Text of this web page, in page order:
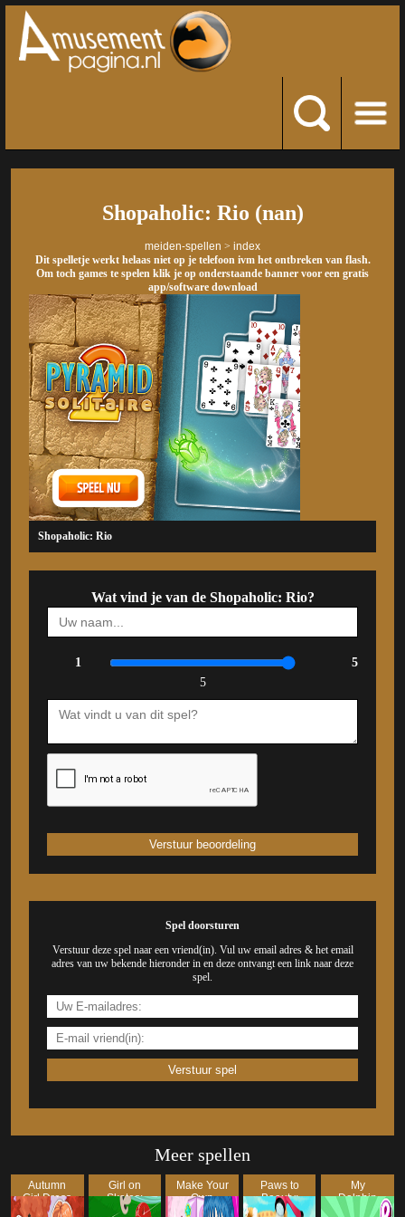
Shopaholic: Rio (nan)
meiden-spellen > index
Dit spelletje werkt helaas niet op je telefoon ivm het ontbreken van flash.
Om toch games te spelen klik je op onderstaande banner voor een gratis
app/software download
Shopaholic: Rio
Wat vind je van de Shopaholic: Rio?
1
5
5
Spel doorsturen
Verstuur deze spel naar een vriend(in). Vul uw email adres & het email
adres van uw bekende hieronder in en deze ontvangt een link naar deze
spel.
Meer spellen
Autumn
Girl Dress
Up
Girl on
Skates:
Pizza
Make Your
Own
Cosmetic
Paws to
Beauty:
Baby
My
Dolphin
Show 8